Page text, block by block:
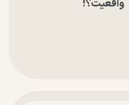
واقعیت؟!